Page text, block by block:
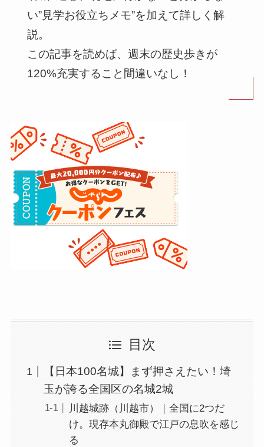
い”見学お役立ちメモ”を加えて詳しく解
説。
この記事を読めば、週末の歴史歩きが
120%充実すること間違いなし！
目次
【日本100名城】まず押さえたい！埼
玉が誇る全国区の名城2城
川越城跡（川越市）｜全国に2つだ
け。現存本丸御殿で江戸の息吹を感じ
る